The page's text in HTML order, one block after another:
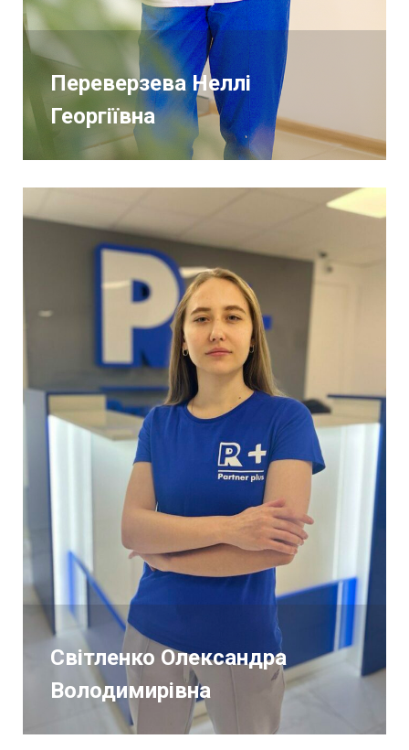
Переверзева Неллі
Георгіївна
Світленко Олександра
Володимирівна